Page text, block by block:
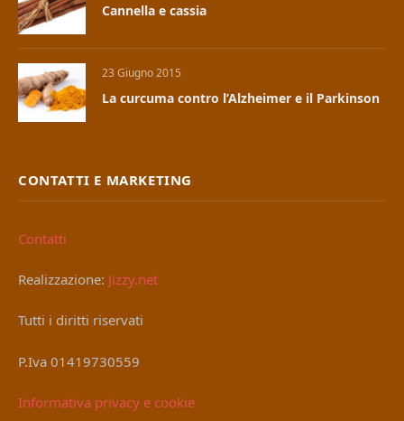
Cannella e cassia
23 Giugno 2015
La curcuma contro l’Alzheimer e il Parkinson
CONTATTI E MARKETING
Contatti
Realizzazione: Jizzy.net
Tutti i diritti riservati
P.Iva 01419730559
Informativa privacy e cookie